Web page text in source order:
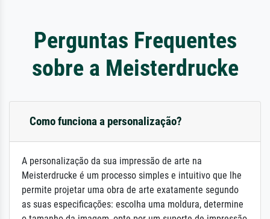
Perguntas Frequentes
sobre a Meisterdrucke
Como funciona a personalização?
A personalização da sua impressão de arte na
Meisterdrucke é um processo simples e intuitivo que lhe
permite projetar uma obra de arte exatamente segundo
as suas especificações: escolha uma moldura, determine